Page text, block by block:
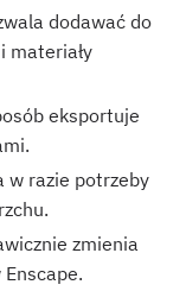
dodawać do
materiały
eksportuje
w razie potrzeby
zmienia